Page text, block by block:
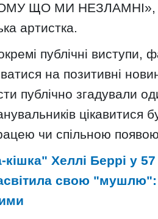
ЩО МИ НЕЗЛАМНІ», -
артистка.
публічні виступи,
на позитивні
публічно згадували
цікавитися
чи спільною
кішка" Хеллі Беррі у 57
свою "мушлю":